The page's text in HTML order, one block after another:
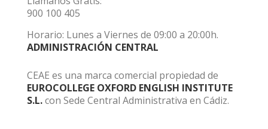
900 100 405
Horario: Lunes a Viernes de 09:00 a 20:00h.
ADMINISTRACIÓN CENTRAL
CEAE es una marca comercial propiedad de
EUROCOLLEGE OXFORD ENGLISH INSTITUTE
S.L.con Sede Central Administrativa en Cádiz.